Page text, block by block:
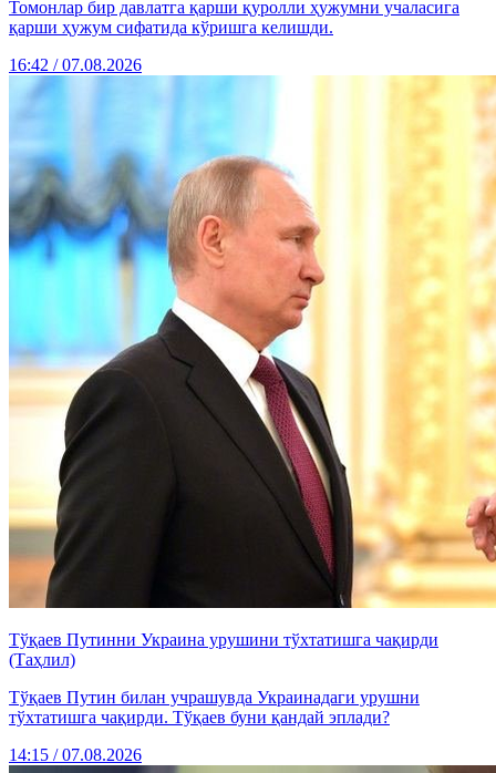
Томонлар бир давлатга қарши қуролли ҳужумни учаласига
қарши ҳужум сифатида кўришга келишди.
16:42 / 07.08.2026
Тўқаев Путинни Украина урушини тўхтатишга чақирди
(Таҳлил)
Тўқаев Путин билан учрашувда Украинадаги урушни
тўхтатишга чақирди. Тўқаев буни қандай эплади?
14:15 / 07.08.2026